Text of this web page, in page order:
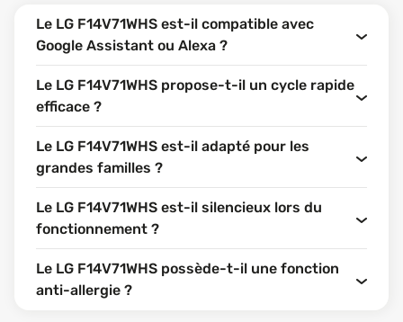
Le LG F14V71WHS est-il compatible avec
Google Assistant ou Alexa ?
Le LG F14V71WHS propose-t-il un cycle rapide
efficace ?
Le LG F14V71WHS est-il adapté pour les
grandes familles ?
Le LG F14V71WHS est-il silencieux lors du
fonctionnement ?
Le LG F14V71WHS possède-t-il une fonction
anti-allergie ?